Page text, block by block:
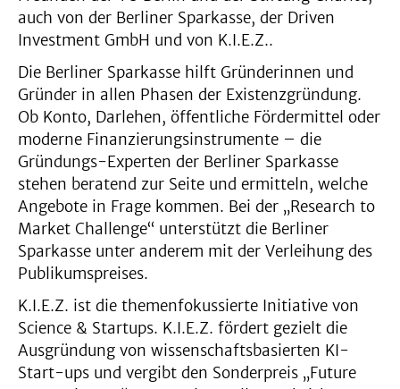
auch von der Berliner Sparkasse, der Driven
Investment GmbH und von K.I.E.Z..
Die Berliner Sparkasse hilft Gründerinnen und
Gründer in allen Phasen der Existenzgründung.
Ob Konto, Darlehen, öffentliche Fördermittel oder
moderne Finanzierungsinstrumente – die
Gründungs-Experten der Berliner Sparkasse
stehen beratend zur Seite und ermitteln, welche
Angebote in Frage kommen. Bei der „Research to
Market Challenge“ unterstützt die Berliner
Sparkasse unter anderem mit der Verleihung des
Publikumspreises.
K.I.E.Z. ist die themenfokussierte Initiative von
Science & Startups. K.I.E.Z. fördert gezielt die
Ausgründung von wissenschaftsbasierten KI-
Start-ups und vergibt den Sonderpreis „Future